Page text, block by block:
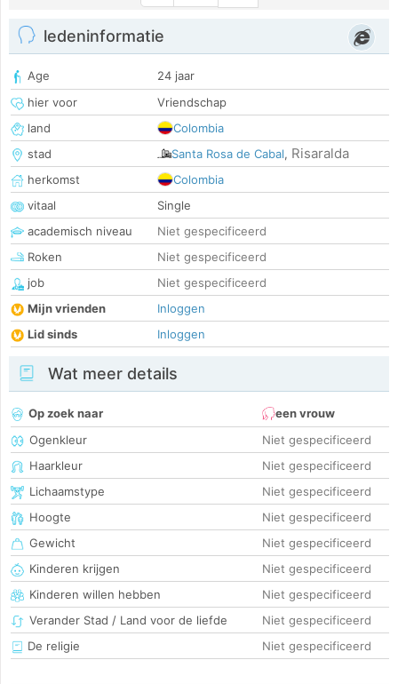
ledeninformatie
Age
24 jaar
hier voor
Vriendschap
land
Colombia
stad
Santa Rosa de Cabal, Risaralda
herkomst
Colombia
vitaal
Single
academisch niveau
Niet gespecificeerd
Roken
Niet gespecificeerd
job
Niet gespecificeerd
Mijn vrienden
Inloggen
Lid sinds
Inloggen
Wat meer details
Op zoek naar
een vrouw
Ogenkleur
Niet gespecificeerd
Haarkleur
Niet gespecificeerd
Lichaamstype
Niet gespecificeerd
Hoogte
Niet gespecificeerd
Gewicht
Niet gespecificeerd
Kinderen krijgen
Niet gespecificeerd
Kinderen willen hebben
Niet gespecificeerd
Verander Stad / Land voor de liefde
Niet gespecificeerd
De religie
Niet gespecificeerd